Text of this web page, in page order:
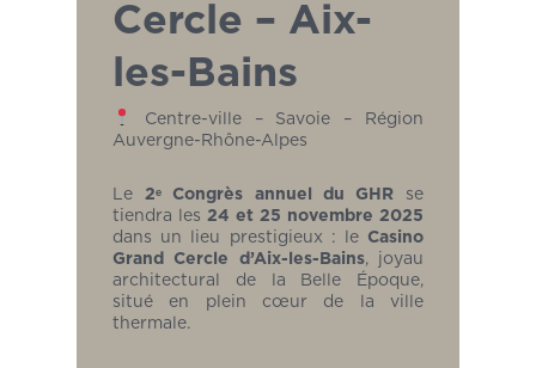
Cercle – Aix-
les-Bains
Centre-ville – Savoie – Région
Auvergne-Rhône-Alpes
Le 2ᵉ Congrès annuel du GHR se
tiendra les24 et 25 novembre 2025
dans un lieu prestigieux : le Casino
Grand Cercle d’Aix-les-Bains, joyau
architectural de la Belle Époque,
situé en plein cœur de la ville
thermale.